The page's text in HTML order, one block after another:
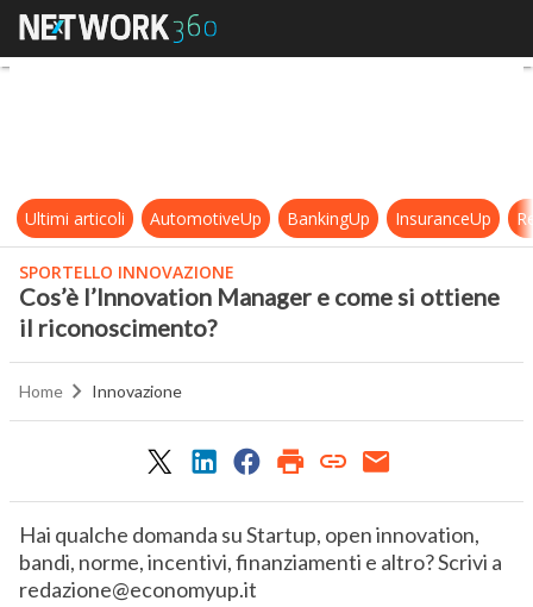
Cos’è l’Innovation Manager e
Ultimi articoli AutomotiveUp BankingUp InsuranceUp
SPORTELLO INNOVAZIONE
Cos’è l’Innovation Manager e come si ottiene
il riconoscimento?
Home Innovazione
Hai qualche domanda su Startup, open innovation,
bandi, norme, incentivi, finanziamenti e altro? Scrivi a
redazione@economyup.it